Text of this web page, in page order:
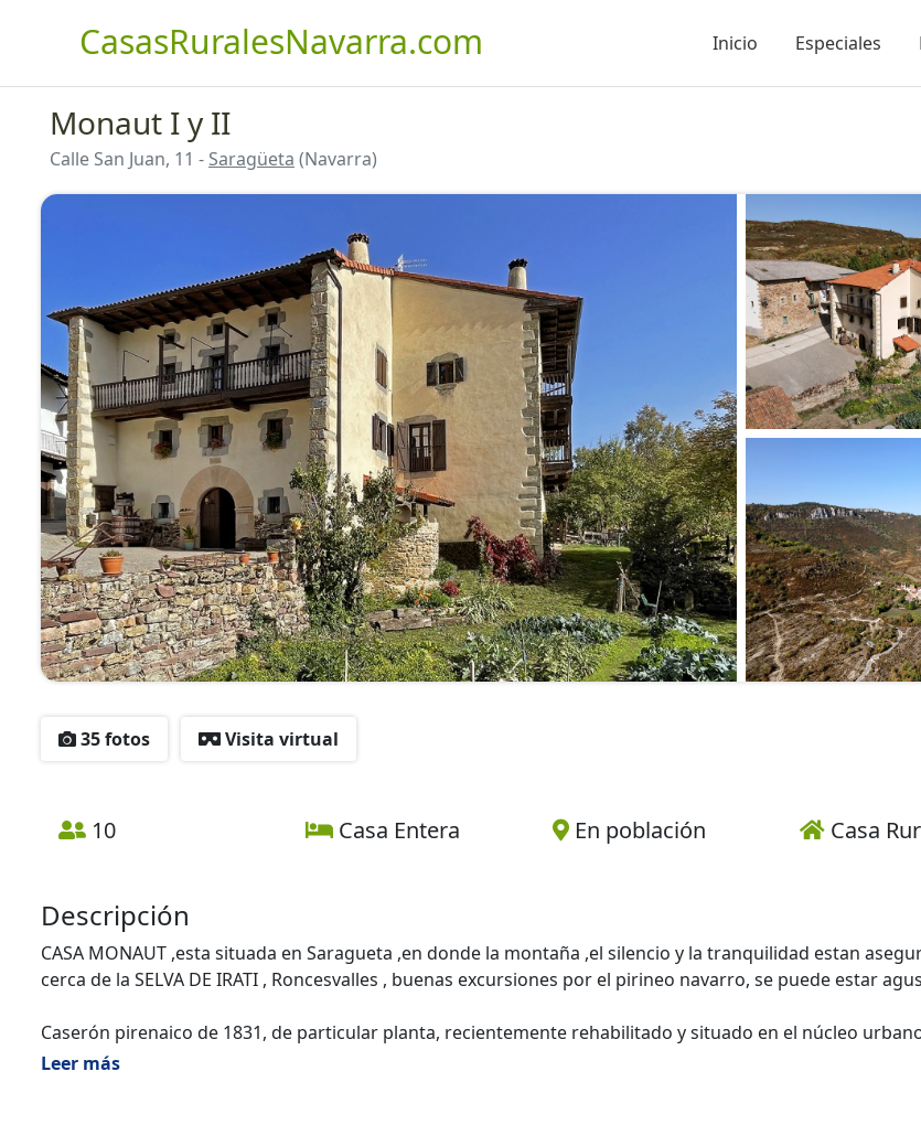
CasasRuralesNavarra.com Inicio Especiales
Monaut I y II
Calle San Juan, 11 - Saragüeta (Navarra)
35 fotos Visita virtual
10 Casa Entera En población Casa
Descripción
CASA MONAUT ,esta situada en Saragueta ,en donde la montaña ,el silencio y la tranquilidad estan
cerca de la SELVA DE IRATI , Roncesvalles , buenas excursiones por el pirineo navarro, se puede estar
Caserón pirenaico de 1831, de particular planta, recientemente rehabilitado y situado en el núcleo
habitantes). Dos alojamientos independientes que disponen cada uno de 2 habitaciones dobles (Monaut I)
Leer más